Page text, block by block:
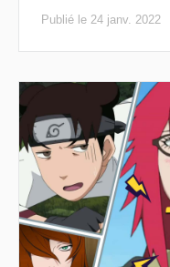
Publié le 24 janv. 2022